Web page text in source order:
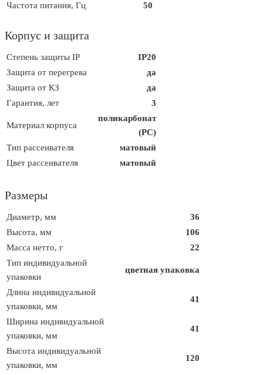
Частота питания, Гц 50
Корпус и защита
Степень защиты IP
IP20
Защита от перегрева
да
Защита от КЗ
да
Гарантия, лет
3
Материал корпуса
поликарбонат
(PC)
Тип рассеивателя
матовый
Цвет рассеивателя
матовый
Размеры
Диаметр, мм
36
Высота, мм
106
Масса нетто, г
22
Тип индивидуальной
упаковки
цветная упаковка
Длина индивидуальной
упаковки, мм
41
Ширина индивидуальной
упаковки, мм
41
Высота индивидуальной
упаковки, мм
120